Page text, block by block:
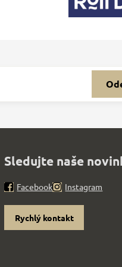
Sledujte naše
Facebook Instagram
Rychlý kontakt